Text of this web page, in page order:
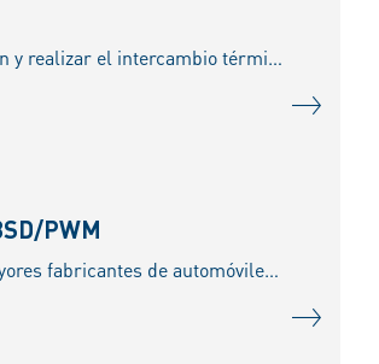
Las camisas de cilindros húmedas tienen la función principal de mantener sellada la cámara de combustión y realizar el intercambio térmico de calor a través del líquido refrigerante. En este
PWM
Aprenda cómo probar e instalar de manera segura y eficiente una bomba Pierburg, un proveedor de los mayores fabricantes de automóviles del mundo.